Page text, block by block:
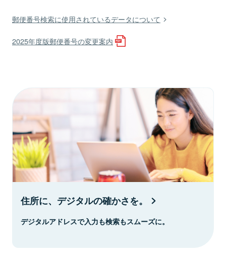
郵便番号検索に使用されているデータについて
2025年度版郵便番号の変更案内
住所に、デジタルの確かさを。
デジタルアドレスで入力も検索もスムーズに。